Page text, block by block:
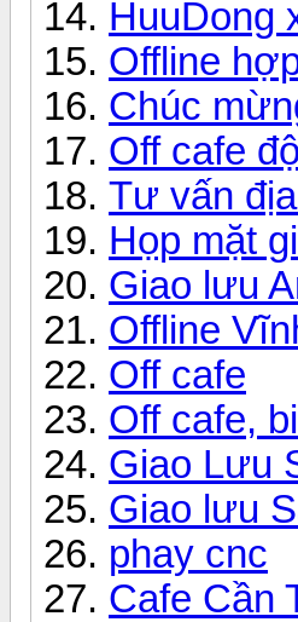
HuuDong
Offline
Chúc
Off cafe
Tư vấn
Họp mặt
Giao lưu
Offline
Off cafe
Off cafe,
Giao Lưu
Giao lưu
phay cnc
Cafe Cần